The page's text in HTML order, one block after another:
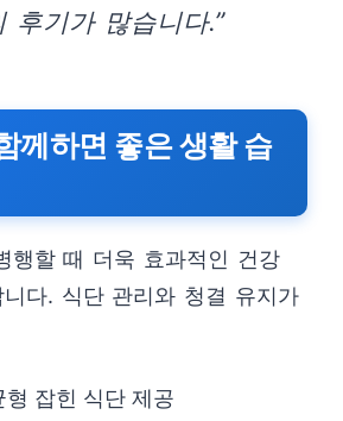
후기가 많습니다.”
께하면 좋은 생활 습
행할 때 더욱 효과적인 건강
다. 식단 관리와 청결 유지가
형 잡힌 식단 제공